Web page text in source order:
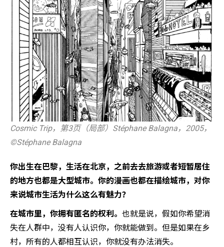
Cosmic Trip，第3页（局部）Stéphane Balagna，2005，
©️Stéphane Balagna
你出生在巴黎，生活在北京，之前去去旅游或者短暂居住
的地方也都是大型城市。你的漫画也都在描绘城市，对你
来说城市生活为什么这么有魅力？
在城市里，你拥有匿名的权利。 也就是说，假如你希望消
失在人群中，没有人认识你，你就能做到。但是如果在乡
村，所有的人都相互认识，你就没有办法消失。